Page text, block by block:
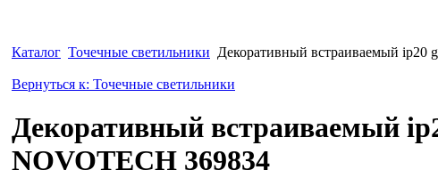
Каталог Точечные светильники Декоративный встраиваемый ip20
Вернуться к: Точечные светильники
Декоративный встраиваемый
NOVOTECH 369834